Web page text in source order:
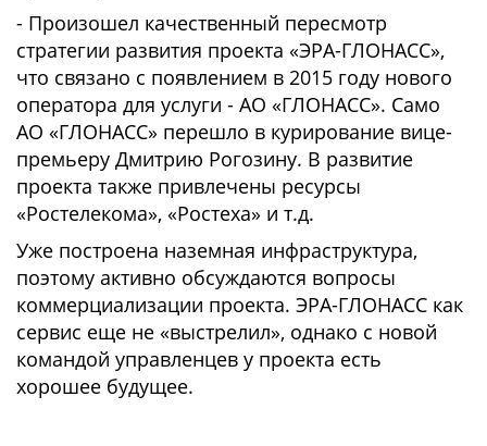
- Произошел качественный пересмотр
стратегии развития проекта «ЭРА-ГЛОНАСС»,
что связано с появлением в 2015 году нового
оператора для услуги - АО «ГЛОНАСС». Само
АО «ГЛОНАСС» перешло в курирование вице-
премьеру Дмитрию Рогозину. В развитие
проекта также привлечены ресурсы
«Ростелекома», «Ростеха» и т.д.
Уже построена наземная инфраструктура,
поэтому активно обсуждаются вопросы
коммерциализации проекта. ЭРА-ГЛОНАСС как
сервис еще не «выстрелил», однако с новой
командой управленцев у проекта есть
хорошее будущее.